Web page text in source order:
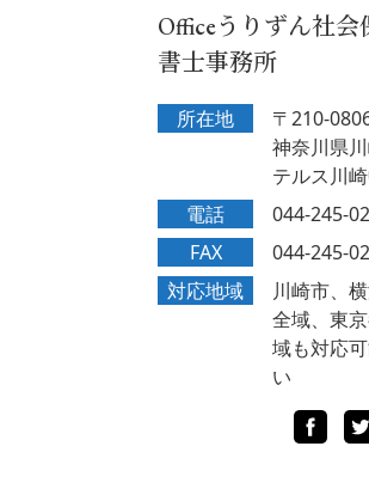
Officeうりずん社
書士事務所
所在地
〒210-
神奈川県
テルス川
電話
044-245-
FAX
044-245-
対応地域
川崎市、
全域、東
域も対応
い